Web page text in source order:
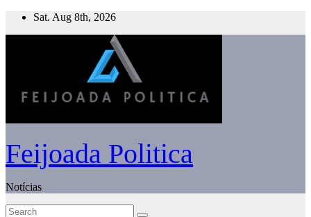
Skip
Sat. Aug 8th, 2026
Feijoada Politica
Notícias